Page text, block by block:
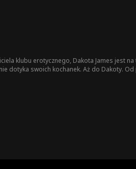
klubu erotycznego, Dakota James jest
dotyka swoich kochanek. Aż do Dakoty.